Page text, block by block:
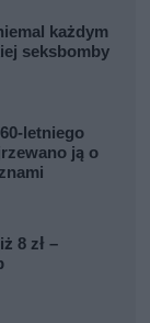
każdym
seksbomby
letniego
ją o
8 zł –